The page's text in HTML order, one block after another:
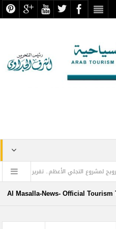
لمشروع التجلي الأعظم.. تقرير
Al Masalla-News- Official